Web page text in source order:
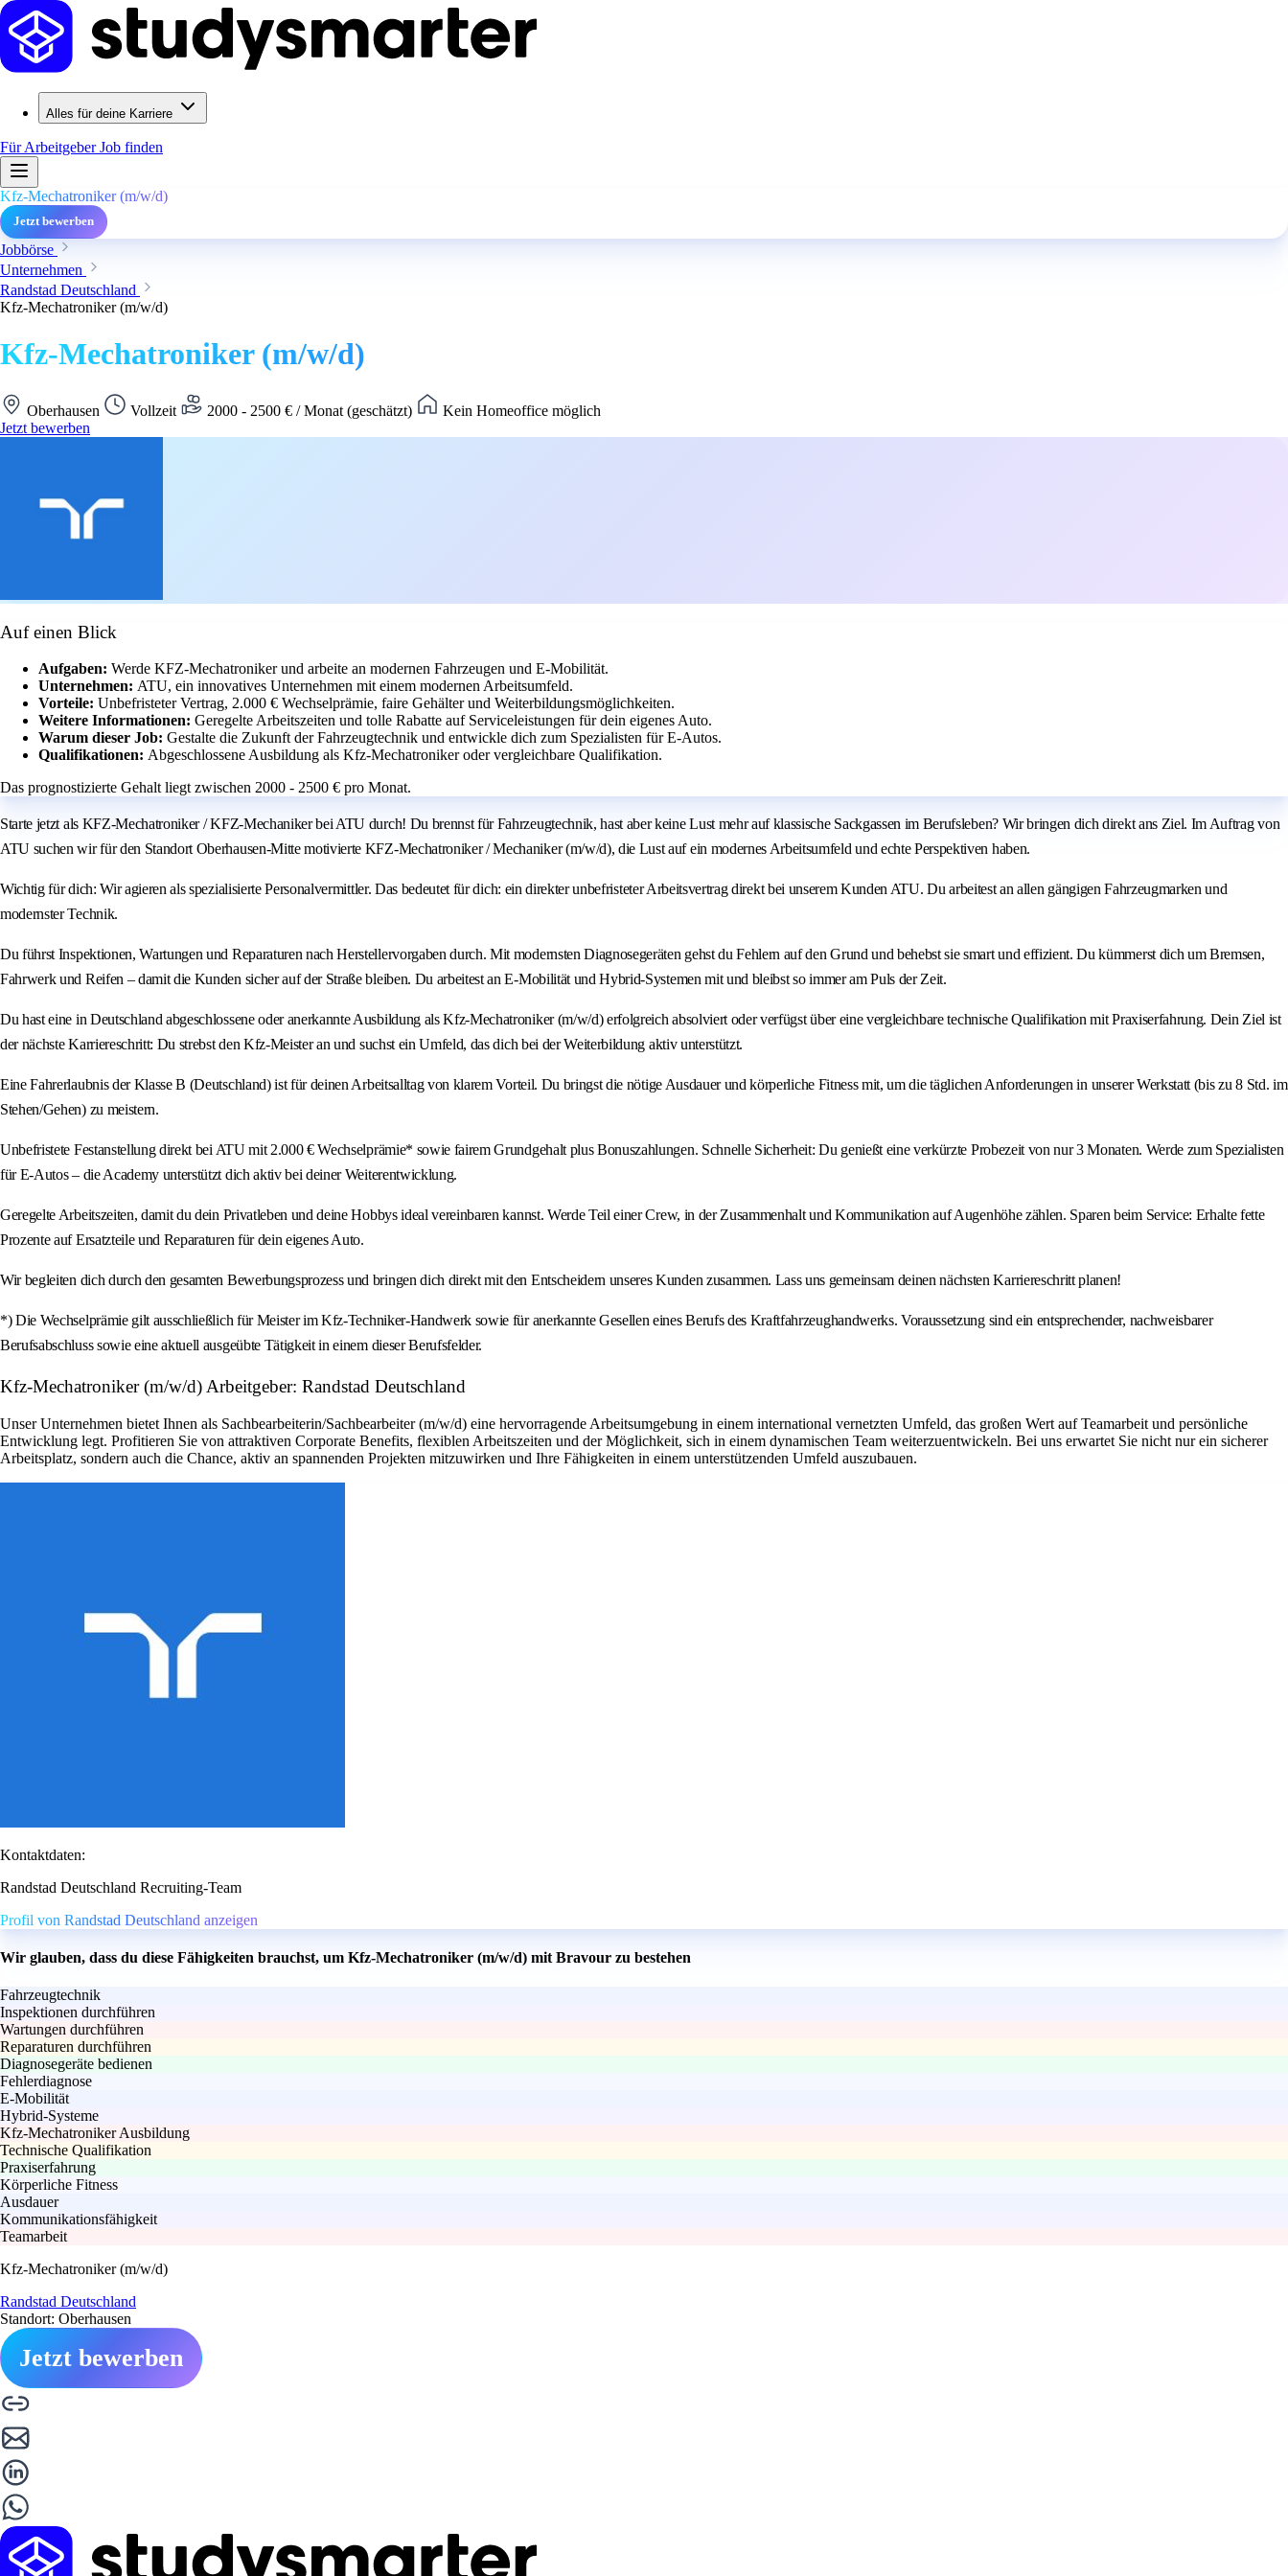
Alles für deine Karriere
Für ArbeitgeberJob finden
Kfz-Mechatroniker (m/w/d)
Jetzt bewerben
Jobbörse
Unternehmen
Randstad Deutschland
Kfz-Mechatroniker (m/w/d)
Kfz-Mechatroniker (m/w/d)
Oberhausen Vollzeit 2000 - 2500 € / Monat (geschätzt)
Kein Homeoffice möglich
Jetzt bewerben
Auf einen Blick
Aufgaben: Werde KFZ-Mechatroniker und arbeite an modernen Fahrzeugen und E-Mobilität.
Unternehmen: ATU, ein innovatives Unternehmen mit einem modernen Arbeitsumfeld.
Vorteile: Unbefristeter Vertrag, 2.000 € Wechselprämie, faire Gehälter und Weiterbildungsmöglichkeiten.
Weitere Informationen: Geregelte Arbeitszeiten und tolle Rabatte auf Serviceleistungen für dein eigenes Auto.
Warum dieser Job: Gestalte die Zukunft der Fahrzeugtechnik und entwickle dich zum Spezialisten für E-Autos.
Qualifikationen: Abgeschlossene Ausbildung als Kfz-Mechatroniker oder vergleichbare Qualifikation.
Das prognostizierte Gehalt liegt zwischen 2000 - 2500 € pro Monat.
Starte jetzt als KFZ-Mechatroniker / KFZ-Mechaniker bei ATU durch! Du brennst für Fahrzeugtechnik, hast aber keine Lust mehr auf klassische Sackgassen im Berufsleben? Wir bringen dich direkt ans Ziel. Im Auftrag von
ATU suchen wir für den Standort Oberhausen-Mitte motivierte KFZ-Mechatroniker / Mechaniker (m/w/d), die Lust auf ein modernes Arbeitsumfeld und echte Perspektiven haben.
Wichtig für dich: Wir agieren als spezialisierte Personalvermittler. Das bedeutet für dich: ein direkter unbefristeter Arbeitsvertrag direkt bei unserem Kunden ATU. Du arbeitest an allen gängigen Fahrzeugmarken und
modernster Technik.
Du führst Inspektionen, Wartungen und Reparaturen nach Herstellervorgaben durch. Mit modernsten Diagnosegeräten gehst du Fehlern auf den Grund und behebst sie smart und effizient. Du kümmerst dich um Bremsen,
Fahrwerk und Reifen – damit die Kunden sicher auf der Straße bleiben. Du arbeitest an E-Mobilität und Hybrid-Systemen mit und bleibst so immer am Puls der Zeit.
Du hast eine in Deutschland abgeschlossene oder anerkannte Ausbildung als Kfz-Mechatroniker (m/w/d) erfolgreich absolviert oder verfügst über eine vergleichbare technische Qualifikation mit Praxiserfahrung. Dein Ziel ist
der nächste Karriereschritt: Du strebst den Kfz-Meister an und suchst ein Umfeld, das dich bei der Weiterbildung aktiv unterstützt.
Eine Fahrerlaubnis der Klasse B (Deutschland) ist für deinen Arbeitsalltag von klarem Vorteil. Du bringst die nötige Ausdauer und körperliche Fitness mit, um die täglichen Anforderungen in unserer Werkstatt (bis zu 8 Std. im
Stehen/Gehen) zu meistern.
Unbefristete Festanstellung direkt bei ATU mit 2.000 € Wechselprämie* sowie fairem Grundgehalt plus Bonuszahlungen. Schnelle Sicherheit: Du genießt eine verkürzte Probezeit von nur 3 Monaten. Werde zum Spezialisten
für E-Autos – die Academy unterstützt dich aktiv bei deiner Weiterentwicklung.
Geregelte Arbeitszeiten, damit du dein Privatleben und deine Hobbys ideal vereinbaren kannst. Werde Teil einer Crew, in der Zusammenhalt und Kommunikation auf Augenhöhe zählen. Sparen beim Service: Erhalte fette
Prozente auf Ersatzteile und Reparaturen für dein eigenes Auto.
Wir begleiten dich durch den gesamten Bewerbungsprozess und bringen dich direkt mit den Entscheidern unseres Kunden zusammen. Lass uns gemeinsam deinen nächsten Karriereschritt planen!
*) Die Wechselprämie gilt ausschließlich für Meister im Kfz-Techniker-Handwerk sowie für anerkannte Gesellen eines Berufs des Kraftfahrzeughandwerks. Voraussetzung sind ein entsprechender, nachweisbarer
Berufsabschluss sowie eine aktuell ausgeübte Tätigkeit in einem dieser Berufsfelder.
Kfz-Mechatroniker (m/w/d) Arbeitgeber: Randstad Deutschland
Unser Unternehmen bietet Ihnen als Sachbearbeiterin/Sachbearbeiter (m/w/d) eine hervorragende Arbeitsumgebung in einem international vernetzten Umfeld, das großen Wert auf Teamarbeit und persönliche
Entwicklung legt. Profitieren Sie von attraktiven Corporate Benefits, flexiblen Arbeitszeiten und der Möglichkeit, sich in einem dynamischen Team weiterzuentwickeln. Bei uns erwartet Sie nicht nur ein sicherer
Arbeitsplatz, sondern auch die Chance, aktiv an spannenden Projekten mitzuwirken und Ihre Fähigkeiten in einem unterstützenden Umfeld auszubauen.
Kontaktdaten:
Randstad Deutschland Recruiting-Team
Profil von Randstad Deutschland anzeigen
Wir glauben, dass du diese Fähigkeiten brauchst, um Kfz-Mechatroniker (m/w/d) mit Bravour zu bestehen
Fahrzeugtechnik
Inspektionen durchführen
Wartungen durchführen
Reparaturen durchführen
Diagnosegeräte bedienen
Fehlerdiagnose
E-Mobilität
Hybrid-Systeme
Kfz-Mechatroniker Ausbildung
Technische Qualifikation
Praxiserfahrung
Körperliche Fitness
Ausdauer
Kommunikationsfähigkeit
Teamarbeit
Kfz-Mechatroniker (m/w/d)
Randstad Deutschland
Standort: Oberhausen
Jetzt bewerben